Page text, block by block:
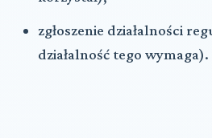
zgłoszenie działalności
działalność tego wymaga).